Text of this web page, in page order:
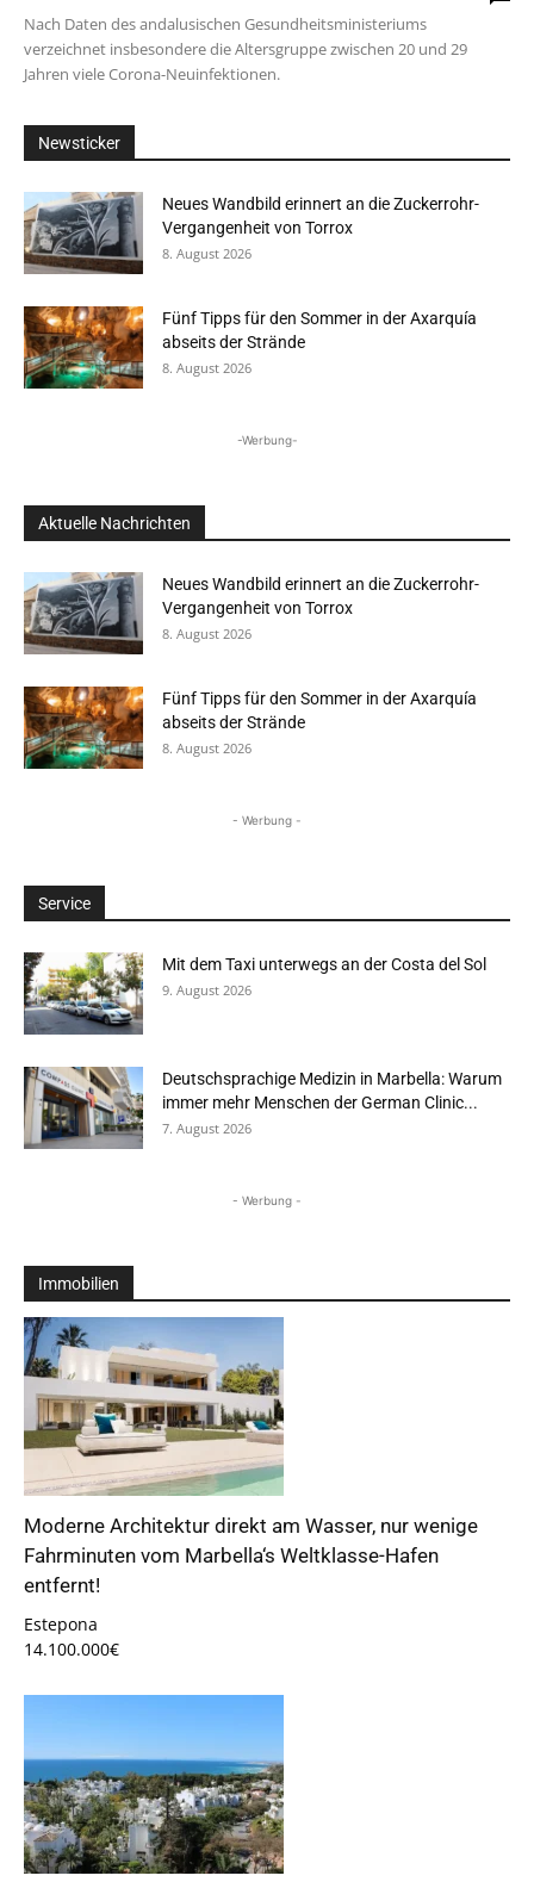
Nach Daten des andalusischen Gesundheitsministeriums
verzeichnet insbesondere die Altersgruppe zwischen 20 und 29
Jahren viele Corona-Neuinfektionen.
Newsticker
Neues Wandbild erinnert an die Zuckerrohr-
Vergangenheit von Torrox
8. August 2026
Fünf Tipps für den Sommer in der Axarquía
abseits der Strände
8. August 2026
-Werbung-
Aktuelle Nachrichten
Neues Wandbild erinnert an die Zuckerrohr-
Vergangenheit von Torrox
8. August 2026
Fünf Tipps für den Sommer in der Axarquía
abseits der Strände
8. August 2026
- Werbung -
Service
Mit dem Taxi unterwegs an der Costa del Sol
9. August 2026
Deutschsprachige Medizin in Marbella: Warum
immer mehr Menschen der German Clinic...
7. August 2026
- Werbung -
Immobilien
Moderne Architektur direkt am Wasser, nur wenige
Fahrminuten vom Marbella‘s Weltklasse-Hafen
entfernt!
Estepona
14.100.000€